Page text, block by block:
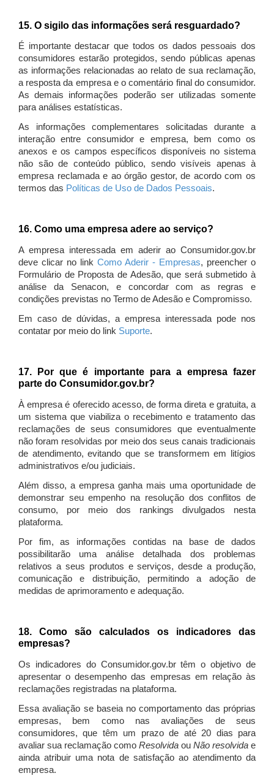
15. O sigilo das informações será resguardado?
É importante destacar que todos os dados pessoais dos
consumidores estarão protegidos, sendo públicas apenas
as informações relacionadas ao relato de sua reclamação,
a resposta da empresa e o comentário final do consumidor.
As demais informações poderão ser utilizadas somente
para análises estatísticas.
As informações complementares solicitadas durante a
interação entre consumidor e empresa, bem como os
anexos e os campos específicos disponíveis no sistema
não são de conteúdo público, sendo visíveis apenas à
empresa reclamada e ao órgão gestor, de acordo com os
termos das Políticas de Uso de Dados Pessoais.
16. Como uma empresa adere ao serviço?
A empresa interessada em aderir ao Consumidor.gov.br
deve clicar no link Como Aderir - Empresas, preencher o
Formulário de Proposta de Adesão, que será submetido à
análise da Senacon, e concordar com as regras e
condições previstas no Termo de Adesão e Compromisso.
Em caso de dúvidas, a empresa interessada pode nos
contatar por meio do link Suporte.
17. Por que é importante para a empresa fazer
parte do Consumidor.gov.br?
À empresa é oferecido acesso, de forma direta e gratuita, a
um sistema que viabiliza o recebimento e tratamento das
reclamações de seus consumidores que eventualmente
não foram resolvidas por meio dos seus canais tradicionais
de atendimento, evitando que se transformem em litígios
administrativos e/ou judiciais.
Além disso, a empresa ganha mais uma oportunidade de
demonstrar seu empenho na resolução dos conflitos de
consumo, por meio dos rankings divulgados nesta
plataforma.
Por fim, as informações contidas na base de dados
possibilitarão uma análise detalhada dos problemas
relativos a seus produtos e serviços, desde a produção,
comunicação e distribuição, permitindo a adoção de
medidas de aprimoramento e adequação.
18. Como são calculados os indicadores das
empresas?
Os indicadores do Consumidor.gov.br têm o objetivo de
apresentar o desempenho das empresas em relação às
reclamações registradas na plataforma.
Essa avaliação se baseia no comportamento das próprias
empresas, bem como nas avaliações de seus
consumidores, que têm um prazo de até 20 dias para
avaliar sua reclamação como Resolvida ou Não resolvida e
ainda atribuir uma nota de satisfação ao atendimento da
empresa.